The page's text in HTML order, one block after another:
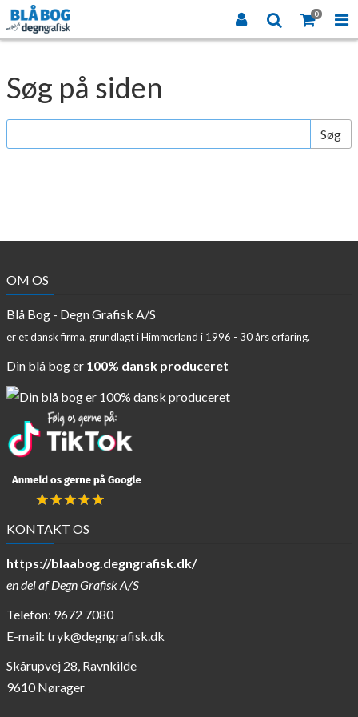
0
Søg på siden
Søg
OM OS
Blå Bog - Degn Grafisk A/S
er et dansk firma, grundlagt i Himmerland i 1996 - 30 års erfaring.
Din blå bog er 100% dansk produceret
KONTAKT OS
https://blaabog.degngrafisk.dk/
en del afDegn Grafisk A/S
Telefon: 9672 7080
E-mail: tryk@degngrafisk.dk
Skårupvej 28, Ravnkilde
9610 Nørager